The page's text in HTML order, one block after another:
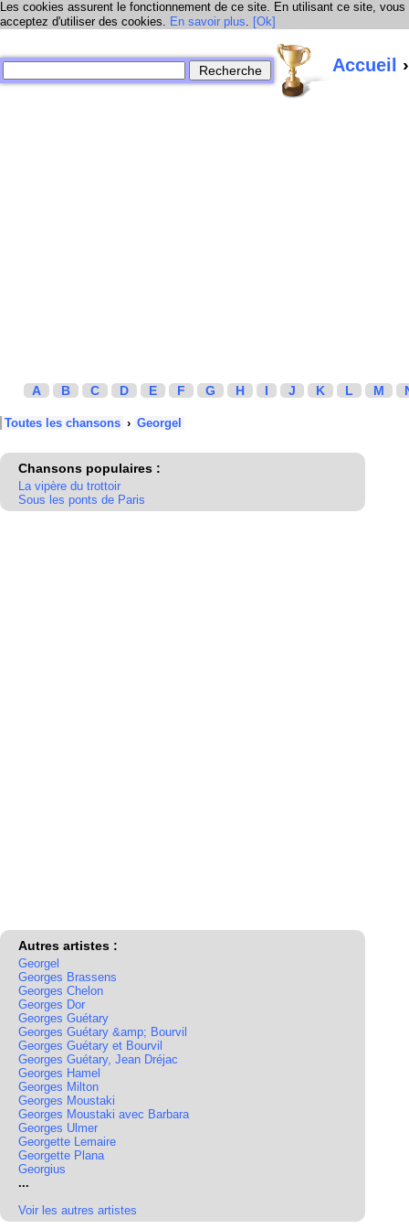
Les cookies assurent le fonctionnement de ce site. En utilisant ce site, vous
acceptez d'utiliser des cookies. En savoir plus. [Ok]
Accueil
A B C D E F G H I J K L M
Toutes les chansons › Georgel
Chansons populaires :
La vipère du trottoir
Sous les ponts de Paris
Autres artistes :
Georgel
Georges Brassens
Georges Chelon
Georges Dor
Georges Guétary
Georges Guétary &amp; Bourvil
Georges Guétary et Bourvil
Georges Guétary, Jean Dréjac
Georges Hamel
Georges Milton
Georges Moustaki
Georges Moustaki avec Barbara
Georges Ulmer
Georgette Lemaire
Georgette Plana
Georgius
...
Voir les autres artistes